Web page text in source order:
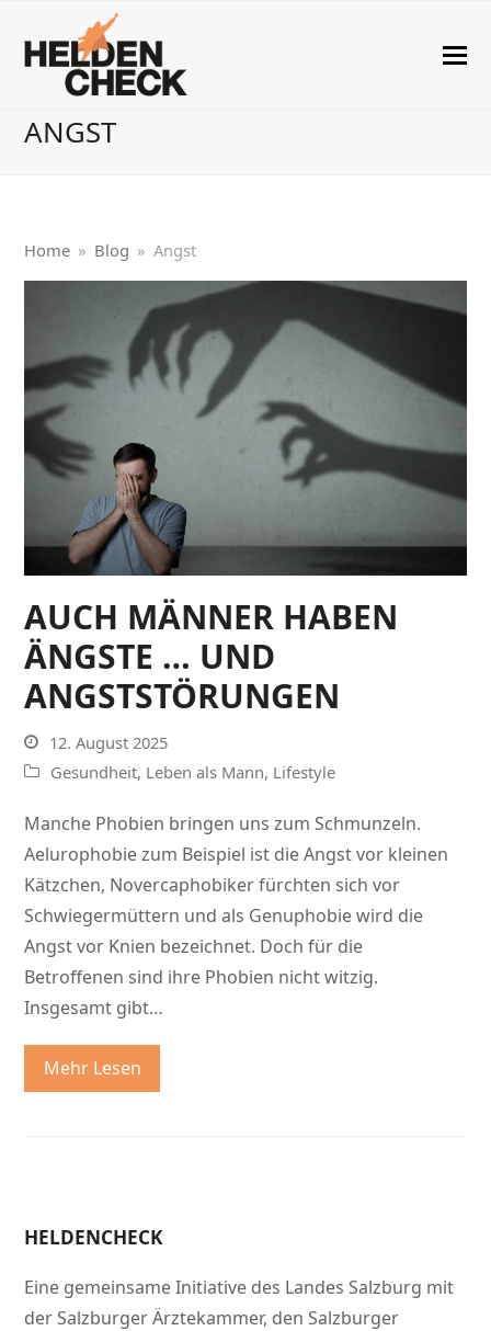
ANGST
Home » Blog » Angst
AUCH MÄNNER HABEN
ÄNGSTE … UND
ANGSTSTÖRUNGEN
12. August 2025
Gesundheit, Leben als Mann, Lifestyle
Manche Phobien bringen uns zum Schmunzeln.
Aelurophobie zum Beispiel ist die Angst vor kleinen
Kätzchen, Novercaphobiker fürchten sich vor
Schwiegermüttern und als Genuphobie wird die
Angst vor Knien bezeichnet. Doch für die
Betroffenen sind ihre Phobien nicht witzig.
Insgesamt gibt…
Mehr Lesen
HELDENCHECK
Eine gemeinsame Initiative des Landes Salzburg mit
der Salzburger Ärztekammer, den Salzburger